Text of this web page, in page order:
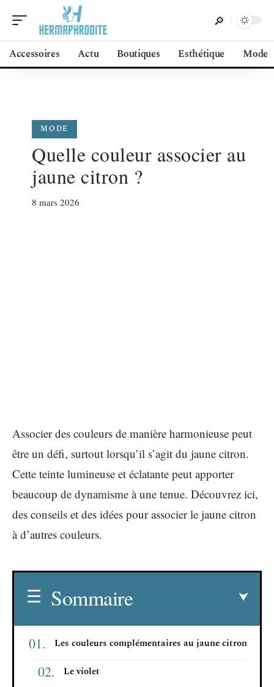
Accessoires Actu Boutiques Esthétique Mode
MODE
Quelle couleur associer au
jaune citron ?
8 mars 2026
Associer des couleurs de manière harmonieuse peut
être un défi, surtout lorsqu’il s’agit du jaune citron.
Cette teinte lumineuse et éclatante peut apporter
beaucoup de dynamisme à une tenue. Découvrez ici,
des conseils et des idées pour associer le jaune citron
à d’autres couleurs.
Sommaire
Les couleurs complémentaires au jaune citron
Le violet